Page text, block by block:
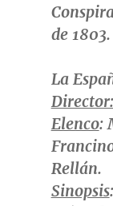
de 1803.
La
Director:
Elenco:
Rellán.
Sinopsis